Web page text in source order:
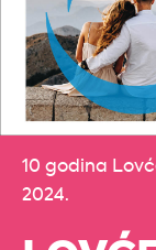
10 godina
2024.